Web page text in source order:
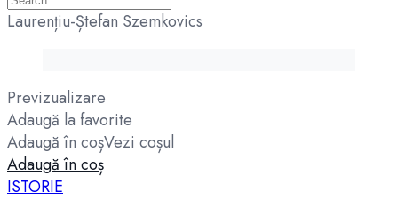
Laurențiu-Ștefan Szemkovics
Previzualizare
Adaugă la favorite
Adaugă în coșVezi coșul
Adaugă în coș
ISTORIE